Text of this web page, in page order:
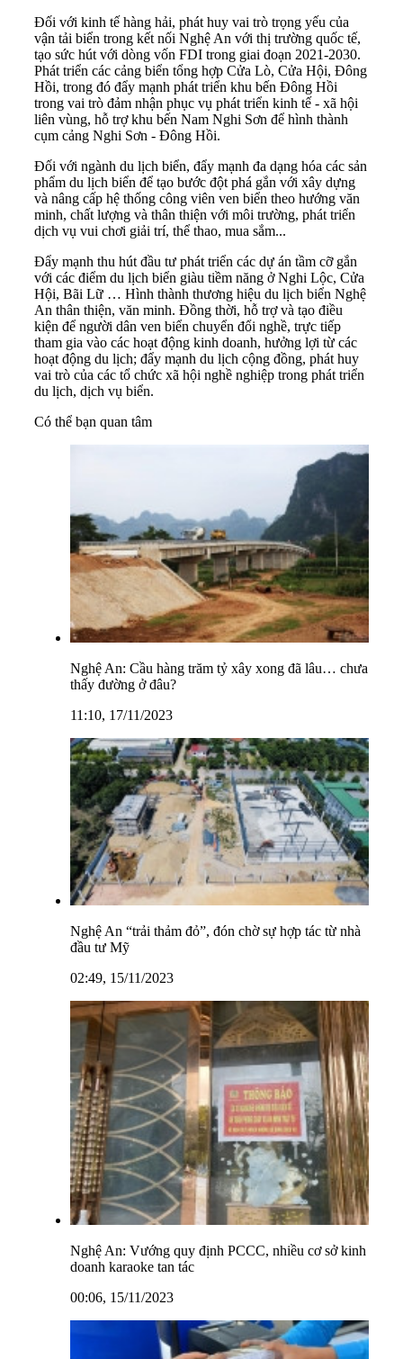
Đối với kinh tế hàng hải, phát huy vai trò trọng yếu của
vận tải biển trong kết nối Nghệ An với thị trường quốc tế,
tạo sức hút với dòng vốn FDI trong giai đoạn 2021-2030.
Phát triển các cảng biển tổng hợp Cửa Lò, Cửa Hội, Đông
Hồi, trong đó đẩy mạnh phát triển khu bến Đông Hồi
trong vai trò đảm nhận phục vụ phát triển kinh tế - xã hội
liên vùng, hỗ trợ khu bến Nam Nghi Sơn để hình thành
cụm cảng Nghi Sơn - Đông Hồi.
Đối với ngành du lịch biển, đẩy mạnh đa dạng hóa các sản
phẩm du lịch biển để tạo bước đột phá gắn với xây dựng
và nâng cấp hệ thống công viên ven biển theo hướng văn
minh, chất lượng và thân thiện với môi trường, phát triển
dịch vụ vui chơi giải trí, thể thao, mua sắm...
Đẩy mạnh thu hút đầu tư phát triển các dự án tầm cỡ gắn
với các điểm du lịch biển giàu tiềm năng ở Nghi Lộc, Cửa
Hội, Bãi Lữ … Hình thành thương hiệu du lịch biển Nghệ
An thân thiện, văn minh. Đồng thời, hỗ trợ và tạo điều
kiện để người dân ven biển chuyển đổi nghề, trực tiếp
tham gia vào các hoạt động kinh doanh, hưởng lợi từ các
hoạt động du lịch; đẩy mạnh du lịch cộng đồng, phát huy
vai trò của các tổ chức xã hội nghề nghiệp trong phát triển
du lịch, dịch vụ biển.
Có thể bạn quan tâm
Nghệ An: Cầu hàng trăm tỷ xây xong đã lâu… chưa
thấy đường ở đâu?
11:10, 17/11/2023
Nghệ An “trải thảm đỏ”, đón chờ sự hợp tác từ nhà
đầu tư Mỹ
02:49, 15/11/2023
Nghệ An: Vướng quy định PCCC, nhiều cơ sở kinh
doanh karaoke tan tác
00:06, 15/11/2023